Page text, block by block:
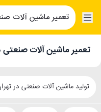
تعمیر ماشین آلات صنعتی
تولید ماشین آلات صنعتی در